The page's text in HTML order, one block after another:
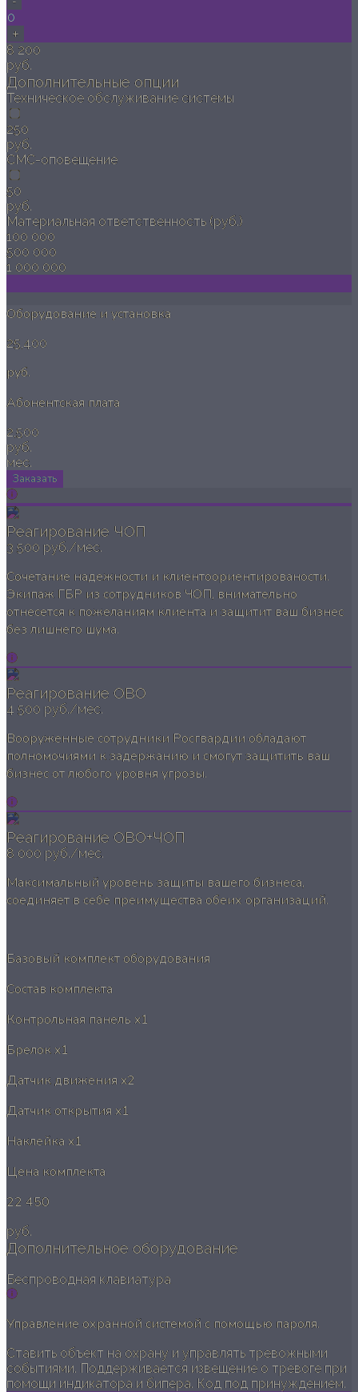
0
+
8 200
руб.
Дополнительные опции
Техническое обслуживание системы
250
руб.
СМС-оповещение
50
руб.
Материальная ответственность (руб.)
100 000
500 000
1 000 000
Оборудование и установка
25,400
руб.
Абонентская плата
2,500
руб.
мес.
Заказать
Реагирование ЧОП
3 500 руб./мес.
Сочетание надежности и клиентоориентированости.
Экипаж ГБР из сотрудников ЧОП, внимательно
отнесется к пожеланиям клиента и защитит ваш бизнес
без лишнего шума.
Реагирование ОВО
4 500 руб./мес.
Вооруженные сотрудники Росгвардии обладают
полномочиями к задержанию и смогут защитить ваш
бизнес от любого уровня угрозы.
Реагирование ОВО+ЧОП
8 000 руб./мес.
Максимальный уровень защиты вашего бизнеса,
соединяет в себе преимущества обеих организаций.
Базовый комплект оборудования
Состав комплекта
Контрольная панель x1
Брелокx1
Датчик движения x2
Датчик открытия x1
Наклейка x1
Цена комплекта
22 450
руб.
Дополнительное оборудование
Беспроводная клавиатура
Управление охранной системой с помощью пароля.
Ставить объект на охрану и управлять тревожными
событиями. Поддерживается извещение о тревоге при
помощи индикатора и бипера. Код под принуждением.